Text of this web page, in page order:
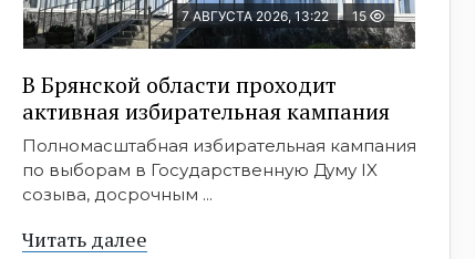
7 АВГУСТА 2026, 13:22 15
В Брянской области проходит
активная избирательная кампания
Полномасштабная избирательная кампания
по выборам в Государственную Думу IX
созыва, досрочным ...
Читать далее